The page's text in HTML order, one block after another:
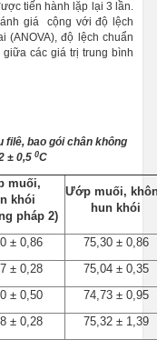
tiến hành lặp lại 3 lần.
giá cộng với độ lệch
độ lệch chuẩn
các giá trị trung bình
filê, bao gói chân không
±0,5 0C
muối,
khói
pháp 2)
Ướp muối,
hun khói
± 0,86
75,30 ± 0,86
± 0,28
75,04 ± 0,35
± 0,50
74,73 ± 0,95
± 0,28
75,32 ± 1,39